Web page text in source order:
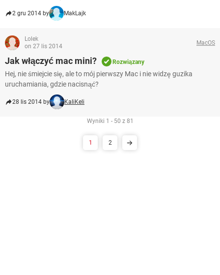
2 gru 2014 by MakLajk
Lolek
on 27 lis 2014
MacOS
Jak włączyć mac mini? Rozwiązany
Hej, nie śmiejcie się, ale to mój pierwszy Mac i nie widzę guzika
uruchamiania, gdzie nacisnąć?
28 lis 2014 by KaliKeli
Wyniki 1 - 50 z 81
1 2